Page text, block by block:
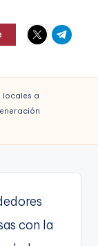
Elemento
del
Elemento
del
locales a